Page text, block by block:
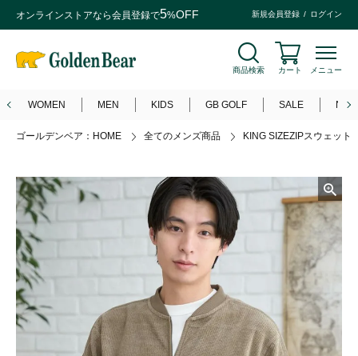
オンラインストアなら会員登録で5%OFF 新規会員登録 ログイン
商品検索 カート メニュー
WOMEN MEN KIDS GB GOLF SALE
ゴールデンベア：HOME 全てのメンズ商品 KING SIZEZIPスウェット